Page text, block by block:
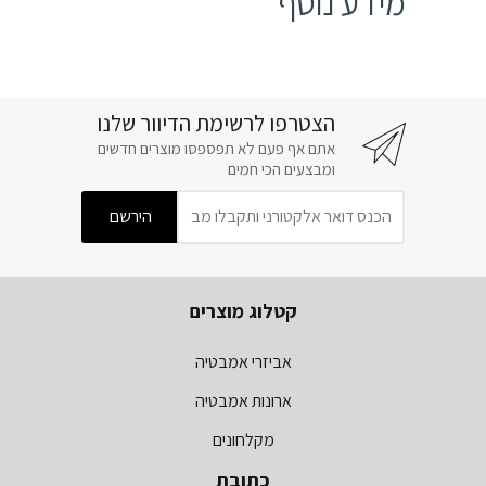
הצטרפו לרשימת הדיוור שלנו
אתם אף פעם לא תפספסו מוצרים חדשים
ומבצעים הכי חמים
קטלוג מוצרים
אביזרי אמבטיה
ארונות אמבטיה
מקלחונים
כתובת